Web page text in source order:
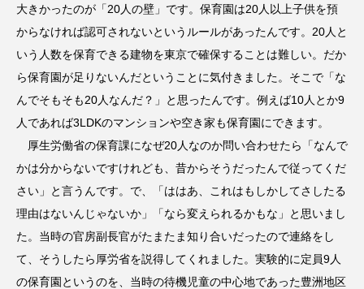
大きかったのが「20人の壁」です。保育園は20人以上子供を預
からなければ認可されないというルールがあったんです。20人と
いう人数を保育できる建物を東京で確保することは難しい。だか
ら保育園が足りないんだということに気付きました。そこで「な
んでそもそも20人なんだ？」と思ったんです。例えば10人とか9
人であれば3LDKのマンションや空き家も保育園にできます。
厚生労働省の保育課になぜ20人なのか問い合わせたら「なんで
かは分からないですけれども、昔からそうだったんで従ってくだ
さい」と言うんです。で、「ははあ、これはもしかしてさしたる
理由はないんじゃないか」「なら変えられるかもな」と思いまし
た。当時の官房副長官がたまたま知り合いだったので連絡をし
て、そうしたら厚労省を説得してくれました。実験的に定員9人
の保育園というのを、当時の待機児童の中心地であった豊洲地区